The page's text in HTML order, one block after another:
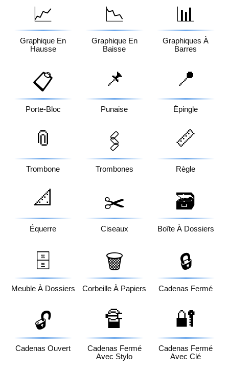
📈
Graphique En
Hausse
📉
Graphique En
Baisse
📊
Graphiques À
Barres
📋
Porte-Bloc
📌
Punaise
📍
Épingle
📎
Trombone
🖇️
Trombones
📏
Règle
📐
Équerre
✂️
Ciseaux
🗃️
Boîte À Dossiers
🗄️
Meuble À Dossiers
🗑️
Corbeille À Papiers
🔒
Cadenas Fermé
🔓
Cadenas Ouvert
🔏
Cadenas Fermé
Avec Stylo
🔐
Cadenas Fermé
Avec Clé